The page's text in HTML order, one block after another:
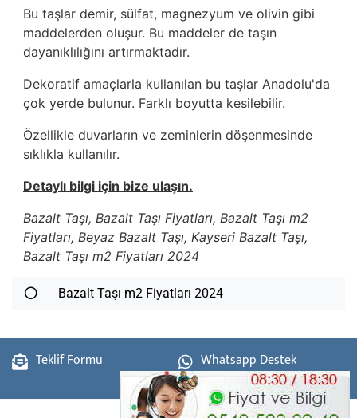
Bu taşlar demir, sülfat, magnezyum ve olivin gibi
maddelerden oluşur. Bu maddeler de taşın
dayanıklılığını artırmaktadır.
Dekoratif amaçlarla kullanılan bu taşlar Anadolu'da
çok yerde bulunur. Farklı boyutta kesilebilir.
Özellikle duvarların ve zeminlerin döşenmesinde
sıklıkla kullanılır.
Detaylı bilgi için bize ulaşın.
Bazalt Taşı, Bazalt Taşı Fiyatları, Bazalt Taşı m2
Fiyatları, Beyaz Bazalt Taşı, Kayseri Bazalt Taşı,
Bazalt Taşı m2 Fiyatları 2024
Bazalt Taşı m2 Fiyatları 2024
Teklif Formu Whatsapp Destek